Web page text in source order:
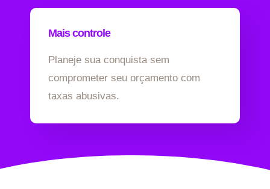
Mais controle
Planeje sua conquista sem
comprometer seu orçamento com
taxas abusivas.